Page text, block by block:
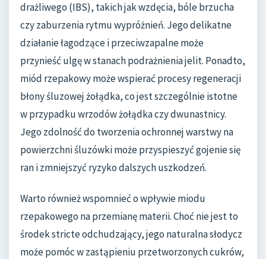
drażliwego (IBS), takich jak wzdęcia, bóle brzucha
czy zaburzenia rytmu wypróżnień. Jego delikatne
działanie łagodzące i przeciwzapalne może
przynieść ulgę w stanach podrażnienia jelit. Ponadto,
miód rzepakowy może wspierać procesy regeneracji
błony śluzowej żołądka, co jest szczególnie istotne
w przypadku wrzodów żołądka czy dwunastnicy.
Jego zdolność do tworzenia ochronnej warstwy na
powierzchni śluzówki może przyspieszyć gojenie się
ran i zmniejszyć ryzyko dalszych uszkodzeń.
Warto również wspomnieć o wpływie miodu
rzepakowego na przemianę materii. Choć nie jest to
środek stricte odchudzający, jego naturalna słodycz
może pomóc w zastąpieniu przetworzonych cukrów,